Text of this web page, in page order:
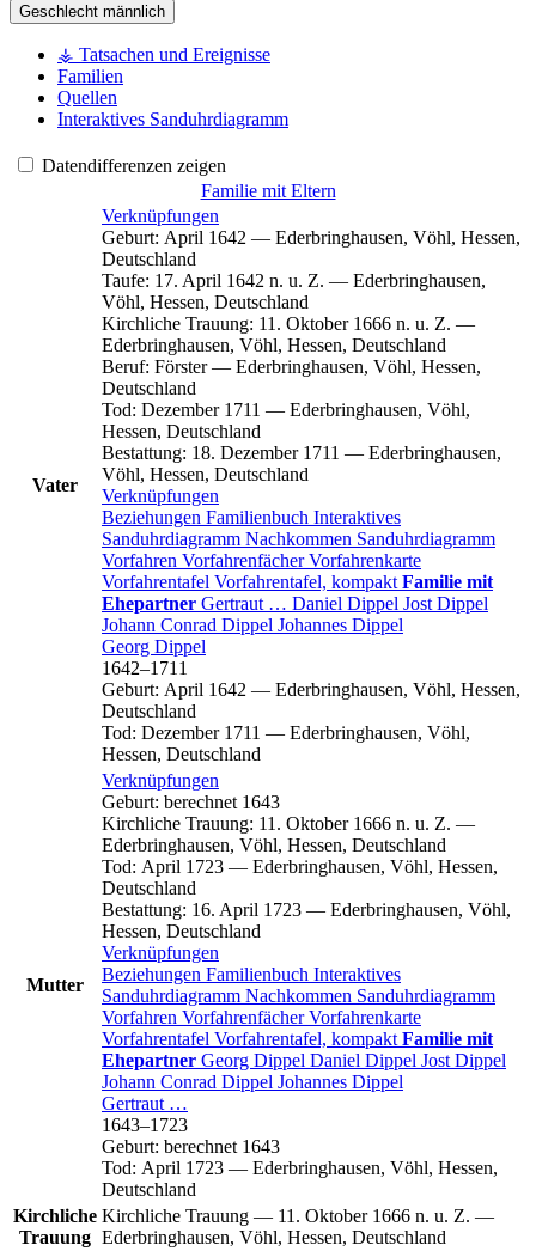
Geschlecht männlich
⚶ Tatsachen und Ereignisse
Familien
Quellen
Interaktives Sanduhrdiagramm
Datendifferenzen zeigen
Familie mit Eltern
Vater
Verknüpfungen
Geburt: April 1642 — Ederbringhausen, Vöhl, Hessen,
Deutschland
Taufe: 17. April 1642 n. u. Z. — Ederbringhausen,
Vöhl, Hessen, Deutschland
Kirchliche Trauung: 11. Oktober 1666 n. u. Z. —
Ederbringhausen, Vöhl, Hessen, Deutschland
Beruf: Förster— Ederbringhausen, Vöhl, Hessen,
Deutschland
Tod: Dezember 1711 — Ederbringhausen, Vöhl,
Hessen, Deutschland
Bestattung: 18. Dezember 1711 — Ederbringhausen,
Vöhl, Hessen, Deutschland
Verknüpfungen
Beziehungen Familienbuch Interaktives
Sanduhrdiagramm Nachkommen Sanduhrdiagramm
Vorfahren VorfahrenfächerVorfahrenkarte
Vorfahrentafel Vorfahrentafel, kompakt Familie mit
Ehepartner Gertraut … Daniel Dippel Jost Dippel
Johann Conrad Dippel Johannes Dippel
Georg Dippel
1642–1711
Geburt: April 1642 — Ederbringhausen, Vöhl, Hessen,
Deutschland
Tod: Dezember 1711 — Ederbringhausen, Vöhl,
Hessen, Deutschland
Mutter
Verknüpfungen
Geburt: berechnet 1643
Kirchliche Trauung: 11. Oktober 1666 n. u. Z. —
Ederbringhausen, Vöhl, Hessen, Deutschland
Tod: April 1723 — Ederbringhausen, Vöhl, Hessen,
Deutschland
Bestattung: 16. April 1723 — Ederbringhausen, Vöhl,
Hessen, Deutschland
Verknüpfungen
Beziehungen Familienbuch Interaktives
Sanduhrdiagramm Nachkommen Sanduhrdiagramm
Vorfahren VorfahrenfächerVorfahrenkarte
Vorfahrentafel Vorfahrentafel, kompakt Familie mit
Ehepartner Georg Dippel Daniel Dippel Jost Dippel
Johann Conrad Dippel Johannes Dippel
Gertraut …
1643–1723
Geburt: berechnet 1643
Tod: April 1723 — Ederbringhausen, Vöhl, Hessen,
Deutschland
Kirchliche
Trauung
Kirchliche Trauung — 11. Oktober 1666 n. u. Z. —
Ederbringhausen, Vöhl, Hessen, Deutschland